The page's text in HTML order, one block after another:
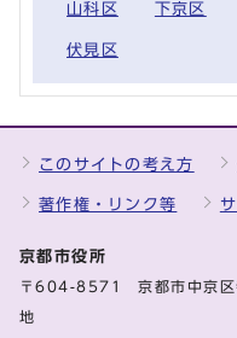
山科区 下京区
伏見区
このサイトの考え方
著作権・リンク等
京都市役所
〒604-8571 京都市中京区
地